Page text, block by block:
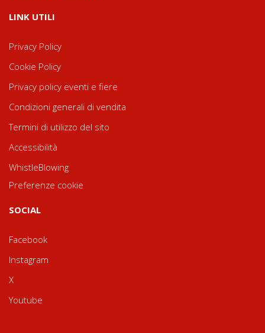
LINK UTILI
Privacy Policy
Cookie Policy
Privacy policy eventi e fiere
Condizioni generali di vendita
Termini di utilizzo del sito
Accessibilità
WhistleBlowing
Preferenze cookie
SOCIAL
Facebook
Instagram
X
Youtube